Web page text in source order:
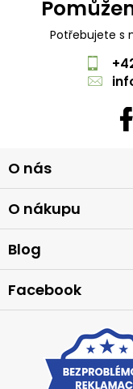
Potřebujete s
á
p
a
t
O nás
O nákupu
Blog
Facebook